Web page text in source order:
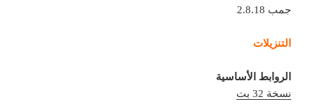
جمب 2.8.18
التنزيلات
الروابط الأساسية
نسخة 32 بت